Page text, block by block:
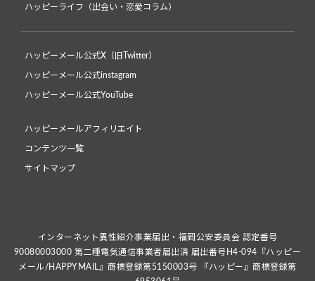
ハッピーライフ（出会い・恋愛コラム）
ハッピーメール公式X（旧Twitter）
ハッピーメール公式instagram
ハッピーメール公式YouTube
ハッピーメールアフィリエイト
コンテンツ一覧
サイトマップ
インターネット異性紹介事業届出・福岡公安委員会 認定番号
90080003000 第二種電気通信事業者届出済 届出番号H4-094『ハッピー
メール/HAPPYMAIL』商標登録第5150003号 『ハッピー』商標登録第